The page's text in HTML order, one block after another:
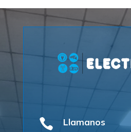
 Llamanos